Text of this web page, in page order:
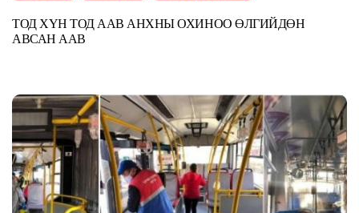
ТОД ХҮН ТОД ААВ АНХНЫ ОХИНОО ӨЛГИЙДӨН
АВСАН ААВ